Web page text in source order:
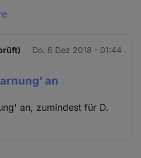
Do. 6 Dez 2018 - 01:44
an
an, zumindest für D.